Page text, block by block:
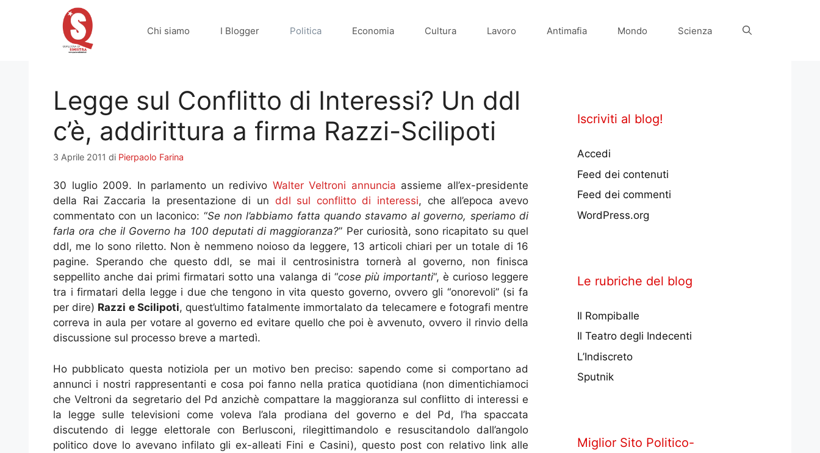
Chi siamo I Blogger Politica Economia Cultura Lavoro Antimafia Mondo Scienza
Legge sul Conflitto di Interessi? Un ddl
c’è, addirittura a firma Razzi-Scilipoti
3 Aprile 2011 di Pierpaolo Farina
30 luglio 2009. In parlamento un redivivo Walter Veltroni annuncia assieme all’ex-presidente
della Rai Zaccaria la presentazione di un ddl sul conflitto di interessi, che all’epoca avevo
commentato con un laconico: “Se non l’abbiamo fatta quando stavamo al governo, speriamo di
farla ora che il Governo ha 100 deputati di maggioranza?” Per curiosità, sono ricapitato su quel
ddl, me lo sono riletto. Non è nemmeno noioso da leggere, 13 articoli chiari per un totale di 16
pagine. Sperando che questo ddl, se mai il centrosinistra tornerà al governo, non finisca
seppellito anche dai primi firmatari sotto una valanga di “cose più importanti“, è curioso leggere
tra i firmatari della legge i due che tengono in vita questo governo, ovvero gli “onorevoli” (si fa
per dire) Razzi e Scilipoti, quest’ultimo fatalmente immortalato da telecamere e fotografi mentre
correva in aula per votare al governo ed evitare quello che poi è avvenuto, ovvero il rinvio della
discussione sul processo breve a martedì.
Ho pubblicato questa notiziola per un motivo ben preciso: sapendo come si comportano ad
annunci i nostri rappresentanti e cosa poi fanno nella pratica quotidiana (non dimentichiamoci
che Veltroni da segretario del Pd anzichè compattare la maggioranza sul conflitto di interessi e
la legge sulle televisioni come voleva l’ala prodiana del governo e del Pd, l’ha spaccata
discutendo di legge elettorale con Berlusconi, rilegittimandolo e resuscitandolo dall’angolo
politico dove lo avevano infilato gli ex-alleati Fini e Casini), questo post con relativo link alle
Iscriviti al blog!
Accedi
Feed dei contenuti
Feed dei commenti
WordPress.org
Le rubriche del blog
Il Rompiballe
Il Teatro degli Indecenti
L’Indiscreto
Sputnik
Miglior Sito Politico-